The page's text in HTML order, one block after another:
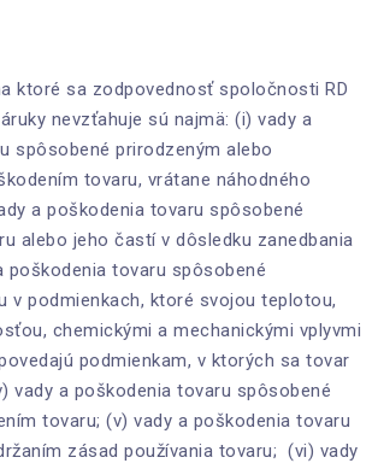
ktoré sa zodpovednosť spoločnosti RD
nevzťahuje sú najmä: (i) vady a
spôsobené prirodzeným alebo
tovaru, vrátane náhodného
a poškodenia tovaru spôsobené
alebo jeho častí v dôsledku zanedbania
poškodenia tovaru spôsobené
v podmienkach, ktoré svojou teplotou,
chemickými a mechanickými vplyvmi
podmienkam, v ktorých sa tovar
vady a poškodenia tovaru spôsobené
tovaru; (v) vady a poškodenia tovaru
zásad používania tovaru; (vi) vady